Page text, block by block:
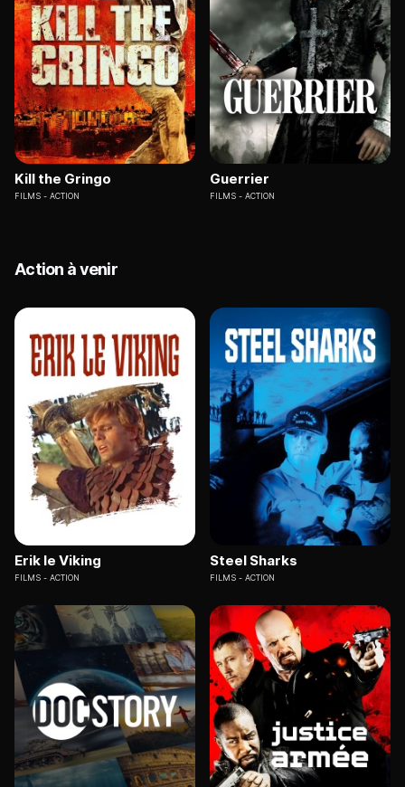
Kill the Gringo
FILMS ACTION
Guerrier
FILMS ACTION
Action à venir
Erik le Viking
FILMS ACTION
Steel Sharks
FILMS ACTION